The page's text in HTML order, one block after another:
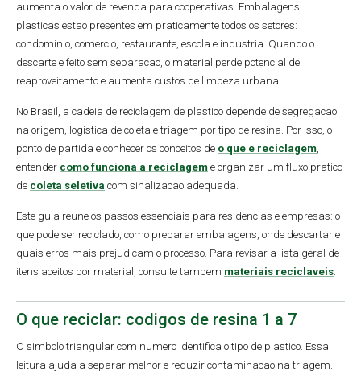
aumenta o valor de revenda para cooperativas. Embalagens
plasticas estao presentes em praticamente todos os setores:
condominio, comercio, restaurante, escola e industria. Quando o
descarte e feito sem separacao, o material perde potencial de
reaproveitamento e aumenta custos de limpeza urbana.
No Brasil, a cadeia de reciclagem de plastico depende de segregacao
na origem, logistica de coleta e triagem por tipo de resina. Por isso, o
ponto de partida e conhecer os conceitos de o que e reciclagem,
entender como funciona a reciclagem e organizar um fluxo pratico
de coleta seletiva com sinalizacao adequada.
Este guia reune os passos essenciais para residencias e empresas: o
que pode ser reciclado, como preparar embalagens, onde descartar e
quais erros mais prejudicam o processo. Para revisar a lista geral de
itens aceitos por material, consulte tambem materiais reciclaveis.
O que reciclar: codigos de resina 1 a 7
O simbolo triangular com numero identifica o tipo de plastico. Essa
leitura ajuda a separar melhor e reduzir contaminacao na triagem.